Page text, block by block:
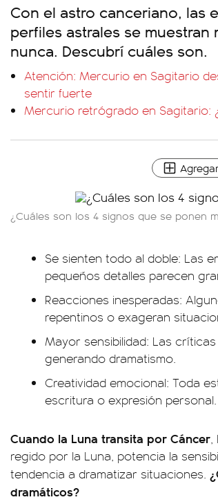
Con el astro canceriano, las
perfiles astrales se
nunca. Descubrí cuáles son.
Atención: Mercurio en Sagitario
sentir fuerte
Mercurio retrógrado en Sagitario:
¿Cuáles son los 4 signos que se ponen
Se sienten todo al doble: Las
pequeños detalles parecen
Reacciones inesperadas:
repentinos o exageran
Mayor sensibilidad: Las
generando dramatismo.
Creatividad emocional: Toda
escritura o expresión personal.
Cuando la Luna transita por Cáncer,
regido por la Luna, potencia la
tendencia a dramatizar situaciones.
dramáticos?